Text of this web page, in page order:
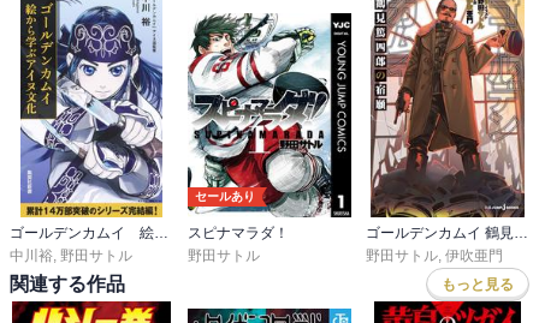
中川裕 野田サトル
セールあり
スピナマラダ！
野田サトル
野田サトル 伊吹亜門
関連する作品 もっと見る